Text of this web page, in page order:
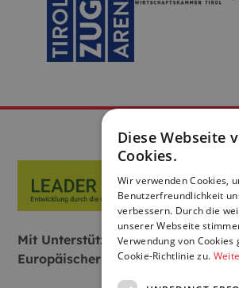
Mit Unterstützung von Bund, Land
Europäischer Union:
Diese Webseite
Cookies.
Wir verwenden Cookies,
Benutzerfreundlichkeit
verbessern. Durch die
unserer Webseite
Verwendung von
Cookie-Richtlinie zu.